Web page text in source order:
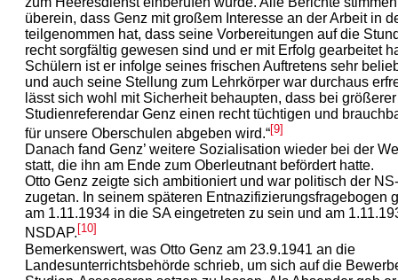
überein, dass Genz mit großem Interesse an der Arbeit in
teilgenommen hat, dass seine Vorbereitungen auf die
recht sorgfältig gewesen sind und er mit Erfolg gearbeitet
Schülern ist er infolge seines frischen Auftretens sehr
und auch seine Stellung zum Lehrkörper war durchaus
lässt sich wohl mit Sicherheit behaupten, dass bei
Studienreferendar Genz einen recht tüchtigen und
für unsere Oberschulen abgeben wird.“[9]
Danach fand Genz’ weitere Sozialisation wieder bei der
statt, die ihn am Ende zum Oberleutnant befördert hatte.
Otto Genz zeigte sich ambitioniert und war politisch der
zugetan. In seinem späteren Entnazifizierungsfragebogen
am 1.11.1934 in die SA eingetreten zu sein und am
NSDAP. [10]
Bemerkenswert, was Otto Genz am 23.9.1941 an die
Landesunterrichtsbehörde schrieb, um sich auf die